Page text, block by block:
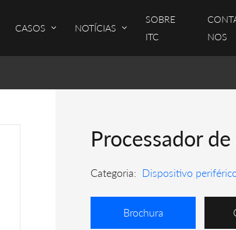
CASOS NOTÍCIAS
SOBRE
ITC
NOS
Processador
Categoria: Dispositivo
Brochura